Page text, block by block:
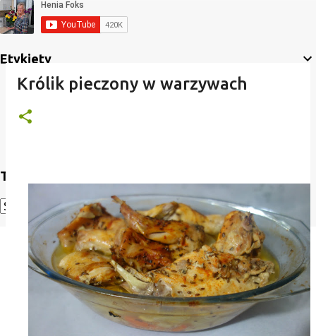
Etykiety
Translate
Powered by Translate
Królik pieczony w warzywach